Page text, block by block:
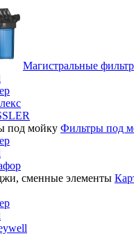
Магистральные
Фильтры под